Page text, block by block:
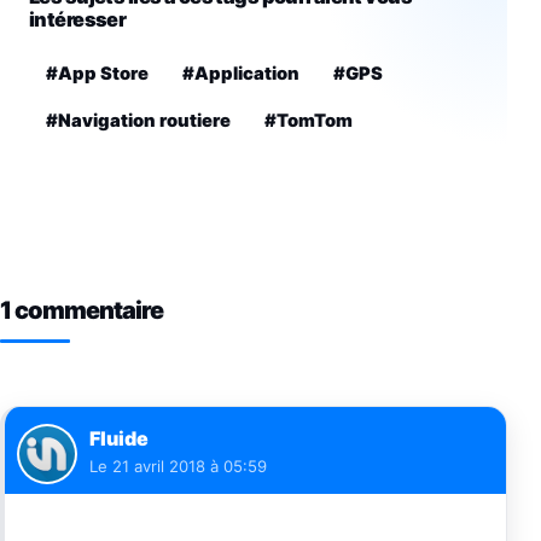
intéresser
#App Store #Application #GPS
#Navigation routiere #TomTom
1 commentaire
Fluide
Le 21 avril 2018 à 05:59